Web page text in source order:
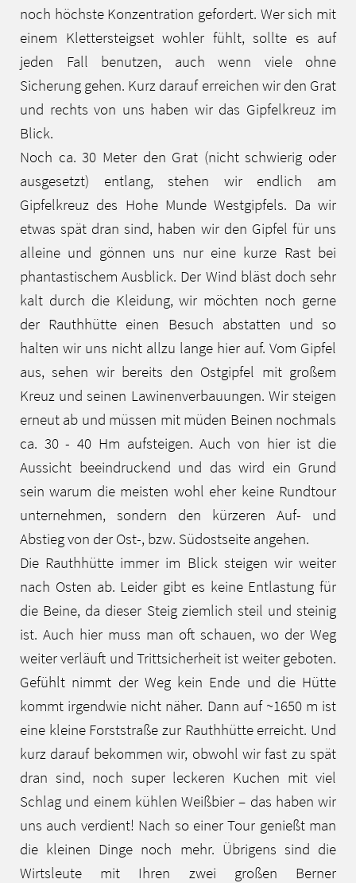
noch höchste Konzentration gefordert. Wer sich mit
einem Klettersteigset wohler fühlt, sollte es auf
jeden Fall benutzen, auch wenn viele ohne
Sicherung gehen. Kurz darauf erreichen wir den Grat
und rechts von uns haben wir das Gipfelkreuz im
Blick.
Noch ca. 30 Meter den Grat (nicht schwierig oder
ausgesetzt) entlang, stehen wir endlich am
Gipfelkreuz des Hohe Munde Westgipfels. Da wir
etwas spät dran sind, haben wir den Gipfel für uns
alleine und gönnen uns nur eine kurze Rast bei
phantastischem Ausblick. Der Wind bläst doch sehr
kalt durch die Kleidung, wir möchten noch gerne
der Rauthhütte einen Besuch abstatten und so
halten wir uns nicht allzu lange hier auf. Vom Gipfel
aus, sehen wir bereits den Ostgipfel mit großem
Kreuz und seinen Lawinenverbauungen. Wir steigen
erneut ab und müssen mit müden Beinen nochmals
ca. 30 - 40 Hm aufsteigen. Auch von hier ist die
Aussicht beeindruckend und das wird ein Grund
sein warum die meisten wohl eher keine Rundtour
unternehmen, sondern den kürzeren Auf- und
Abstieg von der Ost-, bzw. Südostseite angehen.
Die Rauthhütte immer im Blick steigen wir weiter
nach Osten ab. Leider gibt es keine Entlastung für
die Beine, da dieser Steig ziemlich steil und steinig
ist. Auch hier muss man oft schauen, wo der Weg
weiter verläuft und Trittsicherheit ist weiter geboten.
Gefühlt nimmt der Weg kein Ende und die Hütte
kommt irgendwie nicht näher. Dann auf ~1650 m ist
eine kleine Forststraße zur Rauthhütte erreicht. Und
kurz darauf bekommen wir, obwohl wir fast zu spät
dran sind, noch super leckeren Kuchen mit viel
Schlag und einem kühlen Weißbier – das haben wir
uns auch verdient! Nach so einer Tour genießt man
die kleinen Dinge noch mehr. Übrigens sind die
Wirtsleute mit Ihren zwei großen Berner